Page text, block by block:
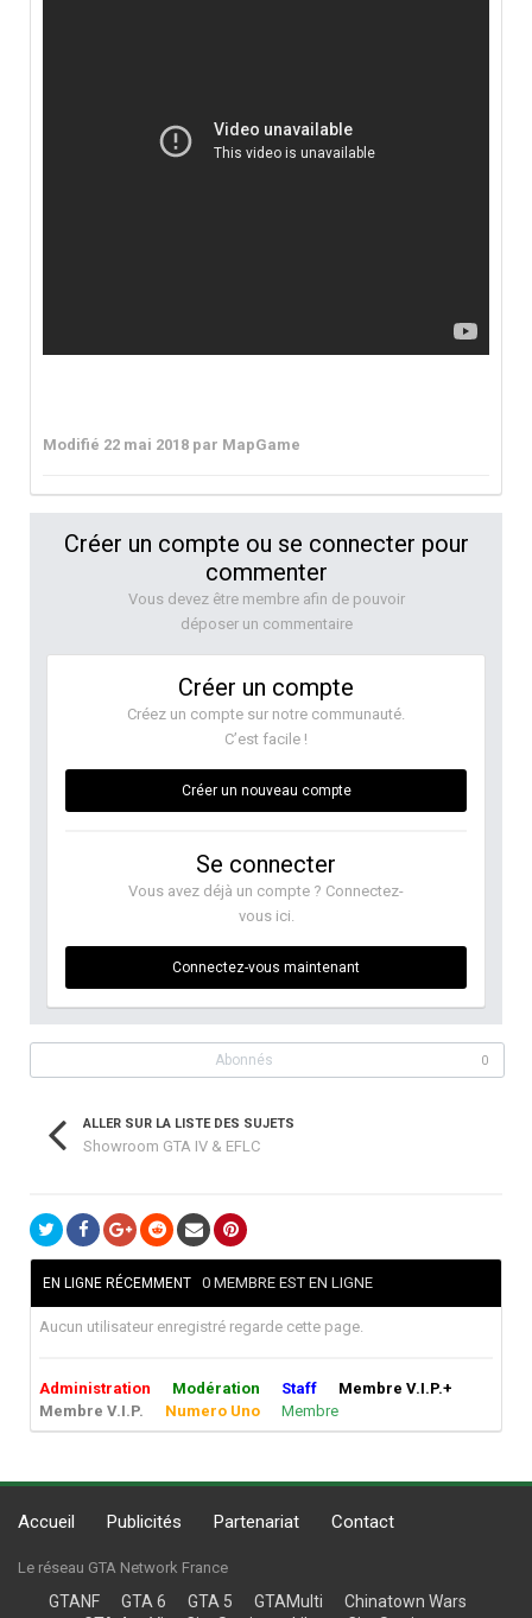
Modifié 22 mai 2018 par MapGame
Créer un compte ou se connecter pour
commenter
Vous devez être membre afin de pouvoir
déposer un commentaire
Créer un compte
Créez un compte sur notre communauté.
C’est facile !
Créer un nouveau compte
Se connecter
Vous avez déjà un compte ? Connectez-
vous ici.
Connectez-vous maintenant
Abonnés 0
ALLER SUR LA LISTE DES SUJETS
Showroom GTA IV & EFLC
EN LIGNE RÉCEMMENT 0 MEMBRE EST EN LIGNE
Aucun utilisateur enregistré regarde cette page.
Administration Modération Staff
Membre V.I.P.+
Membre V.I.P.
Numero Uno Membre
Accueil Publicités Partenariat Contact
Le réseau GTA Network France
GTANF GTA 6 GTA 5 GTAMulti
Chinatown Wars